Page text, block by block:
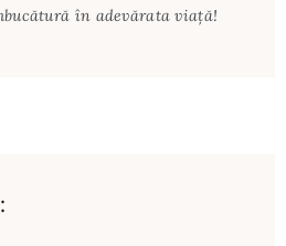
în adevărata viaţă!